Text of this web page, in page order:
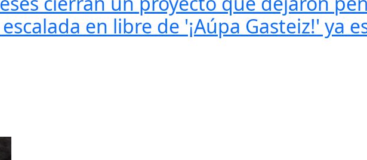
en libre de '¡Aúpa Gasteiz!' ya